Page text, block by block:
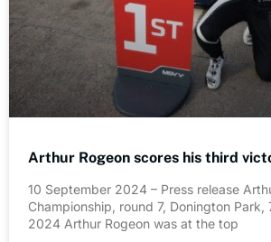
Arthur Rogeon scores his third
10 September 2024 – Press release
Championship, round 7, Donington Park,
2024 Arthur Rogeon was at the top